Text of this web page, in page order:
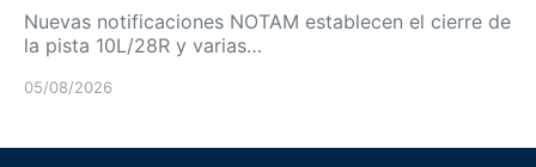
Nuevas notificaciones NOTAM establecen el cierre de
la pista 10L/28R y varias…
05/08/2026